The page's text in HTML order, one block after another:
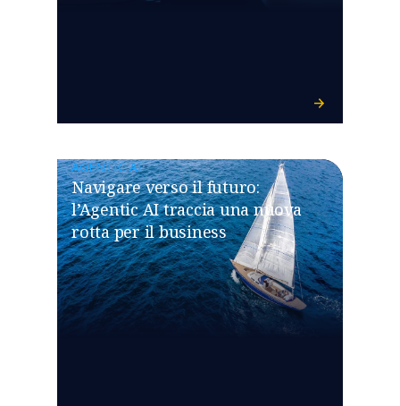
AGENTIC AI
Navigare verso il futuro:
l’Agentic AI traccia una nuova
rotta per il business